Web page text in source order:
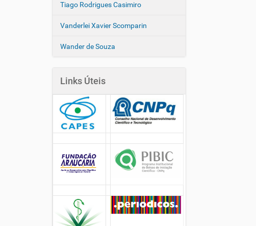
Tiago Rodrigues Casimiro
Vanderlei Xavier Scomparin
Wander de Souza
Links Úteis